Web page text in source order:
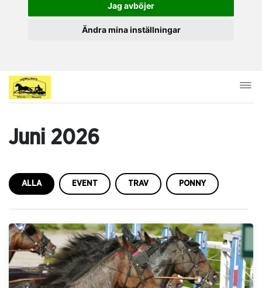
Jag avböjer
Ändra mina inställningar
Juni 2026
ALLA EVENT TRAV PONNY